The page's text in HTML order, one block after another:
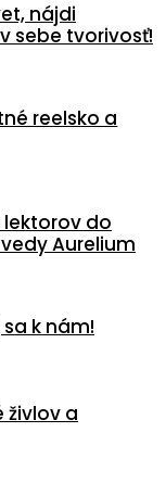
nájdi
sebe tvorivosť!
reelsko a
do
Aurelium
k nám!
živlov a